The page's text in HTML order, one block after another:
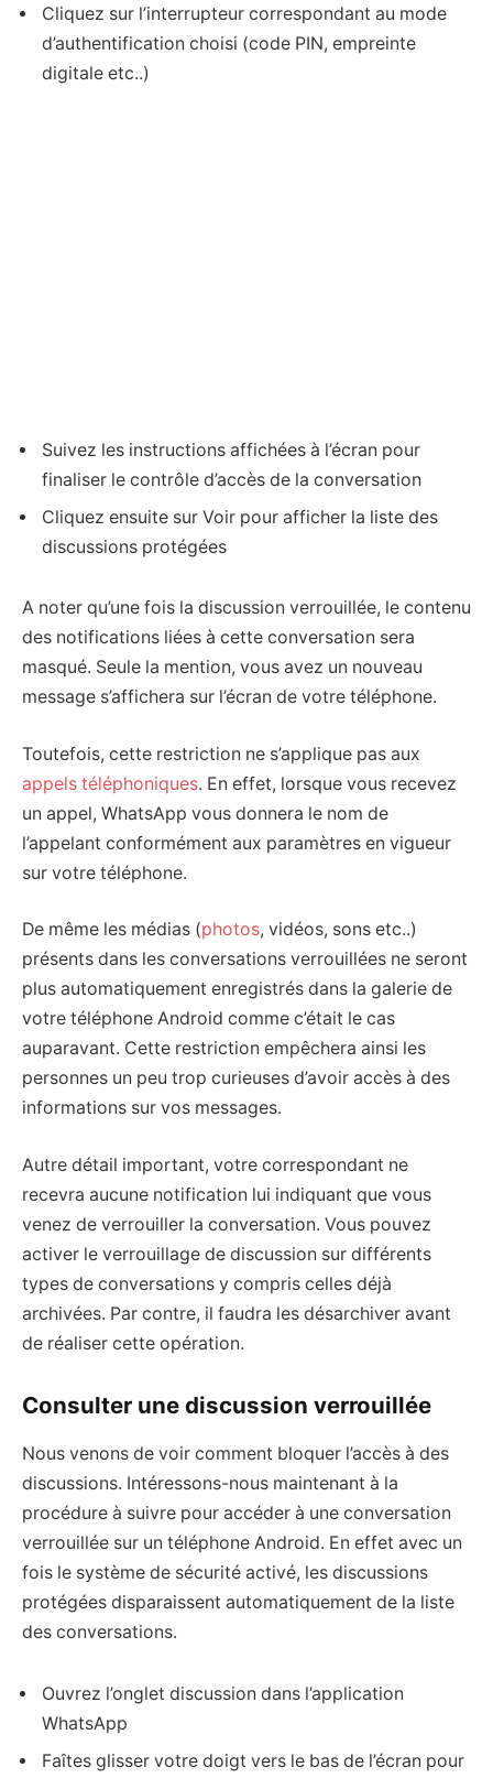
Cliquez sur l’interrupteur correspondant au mode
d’authentification choisi (code PIN, empreinte
digitale etc..)
Suivez les instructions affichées à l’écran pour
finaliser le contrôle d’accès de la conversation
Cliquez ensuite sur Voir pour afficher la liste des
discussions protégées
A noter qu’une fois la discussion verrouillée, le contenu
des notifications liées à cette conversation sera
masqué. Seule la mention, vous avez un nouveau
message s’affichera sur l’écran de votre téléphone.
Toutefois, cette restriction ne s’applique pas aux
appels téléphoniques. En effet, lorsque vous recevez
un appel, WhatsApp vous donnera le nom de
l’appelant conformément aux paramètres en vigueur
sur votre téléphone.
De même les médias (photos, vidéos, sons etc..)
présents dans les conversations verrouillées ne seront
plus automatiquement enregistrés dans la galerie de
votre téléphone Android comme c’était le cas
auparavant. Cette restriction empêchera ainsi les
personnes un peu trop curieuses d’avoir accès à des
informations sur vos messages.
Autre détail important, votre correspondant ne
recevra aucune notification lui indiquant que vous
venez de verrouiller la conversation. Vous pouvez
activer le verrouillage de discussion sur différents
types de conversations y compris celles déjà
archivées. Par contre, il faudra les désarchiver avant
de réaliser cette opération.
Consulter une discussion verrouillée
Nous venons de voir comment bloquer l’accès à des
discussions. Intéressons-nous maintenant à la
procédure à suivre pour accéder à une conversation
verrouillée sur un téléphone Android. En effet avec un
fois le système de sécurité activé, les discussions
protégées disparaissent automatiquement de la liste
des conversations.
Ouvrez l’onglet discussion dans l’application
WhatsApp
Faîtes glisser votre doigt vers le bas de l’écran pour